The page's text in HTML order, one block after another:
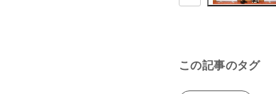
この記事のタグ